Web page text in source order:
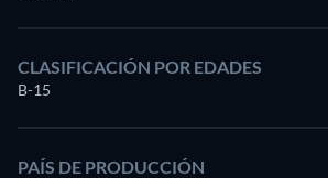
CLASIFICACIÓN POR EDADES
B-15
PAÍS DE PRODUCCIÓN